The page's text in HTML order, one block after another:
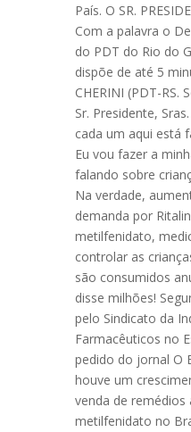
País. O SR.
Com a palavra o
do PDT do Rio do
dispõe de até 5
CHERINI (PDT-RS.
Sr. Presidente,
cada um aqui está
Eu vou fazer a
falando sobre
Na verdade,
demanda por
metilfenidato,
controlar as
são consumidos
disse milhões!
pelo Sindicato da
Farmacêuticos no
pedido do jornal O
houve um
venda de remédios
metilfenidato no